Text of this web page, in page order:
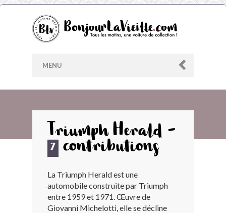
MENU
ARCHIVES
LES CONTRIBUTEURS
LE BLOG
Triumph Herald -
7 contributions
La Triumph Herald est une
automobile construite par Triumph
entre 1959 et 1971. Œuvre de
Giovanni Michelotti, elle se décline